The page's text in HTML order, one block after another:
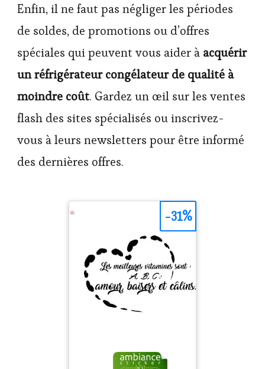
Enfin, il ne faut pas négliger les périodes
de soldes, de promotions ou d’offres
spéciales qui peuvent vous aider à acquérir
un réfrigérateur congélateur de qualité à
moindre coût. Gardez un œil sur les ventes
flash des sites spécialisés ou inscrivez-
vous à leurs newsletters pour être informé
des dernières offres.
-31%